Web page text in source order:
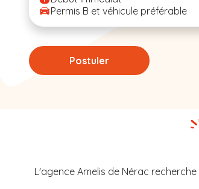
Permis B et véhicule préférable
Postuler
L'agence Amelis de Nérac recherche